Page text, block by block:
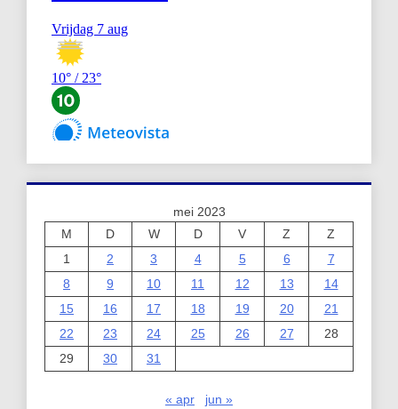
mei 2023
M
D W D V Z
Z
1
2 3 4 5 6
7
8
9 10 11 12 13
14
15
16 17 18 19 20
21
22
23 24 25 26 27
28
29
30 31
« apr jun »